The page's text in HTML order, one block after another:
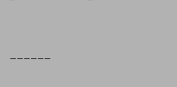
______